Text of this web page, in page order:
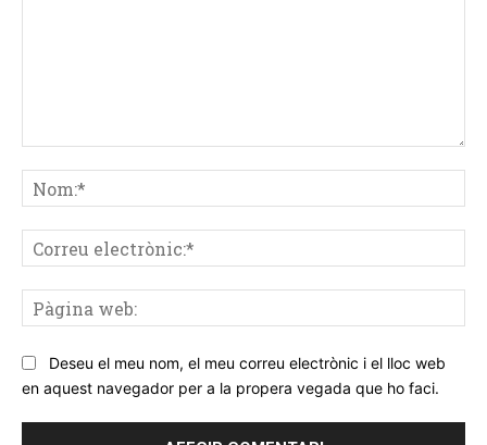
Deseu el meu nom, el meu correu electrònic i el lloc web
en aquest navegador per a la propera vegada que ho faci.